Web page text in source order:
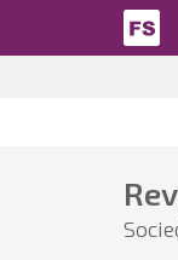
Pasar al contenido